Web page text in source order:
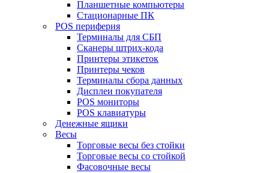
Планшетные компьютеры
Стационарные ПК
POS периферия
Терминалы для СБП
Сканеры штрих-кода
Принтеры этикеток
Принтеры чеков
Терминалы сбора данных
Дисплеи покупателя
POS мониторы
POS клавиатуры
Денежные ящики
Весы
Торговые весы без стойки
Торговые весы со стойкой
Фасовочные весы